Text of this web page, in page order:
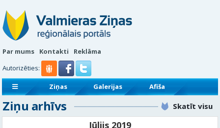
Par mums Kontakti
Reklāma
Autorizēties:
Ziņas Galerijas
Afiša
Sludinājumi
Reklāmraksti
Ziņu arhīvs Skatīt visu
Jūlijs 2019